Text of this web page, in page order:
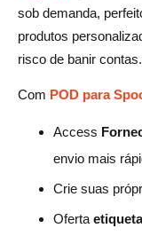
sob demanda,
produtos
risco de banir contas.
Com POD para
Access
envio mais
Crie suas
Oferta